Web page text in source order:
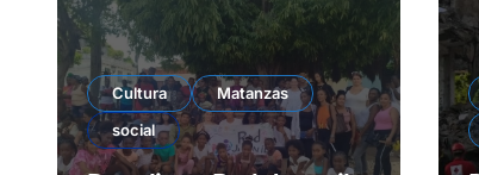
Cultura
Matanzas
social